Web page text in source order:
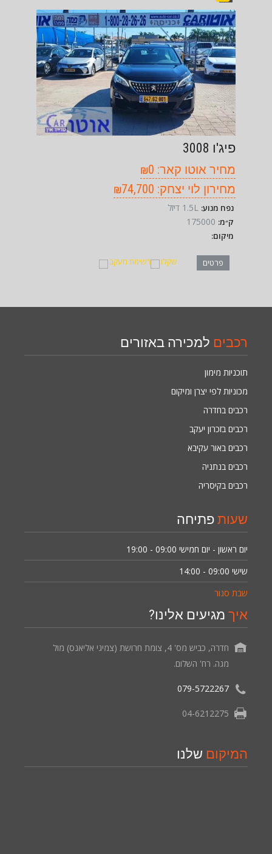
פיג'ו 3008
מחיר אוטו קאר: ₪0
מחירון לוי יצחק: ₪74,700
נפח מנוע:
ק״מ:
מיקום:
פרטים שקלו רשימת מעקב
רכבים למכירה באזורים
תוכניות מימון
מכוניות לפי יצרן ומיקום
רכבים בחדרה
רכבים בזכרון יעקב
רכבים באור עקיבא
רכבים בנתניה
רכבים בקיסריה
שעות פתיחה
09:00 - 19:00 יום ראשון - יום חמישי
09:00 - 14:00 שישי
שבת סגור
איך מגיעים אלינו?
חדרה, כביש מס' 4, צומת חרושת (צמיגי אליאנס) מול
מגה. רח' השלום.
079-5722267
04-6212275
המיקום שלנו